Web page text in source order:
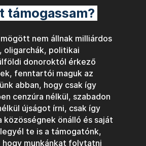
támogassam?
nem állnak milliárdos
oligarchák, politikai
donoroktól érkező
fenntartói maguk az
abban, hogy csak így
cenzúra nélkül, szabadon
újságot írni, csak így
közösségnek önálló és saját
te is a támogatónk,
munkánkat folytatni